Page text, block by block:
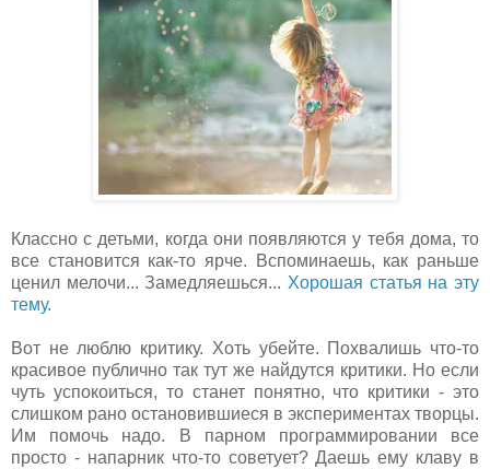
Классно с детьми, когда они появляются у тебя дома, то
все становится как-то ярче. Вспоминаешь, как раньше
ценил мелочи... Замедляешься... Хорошая статья на эту
тему.
Вот не люблю критику. Хоть убейте. Похвалишь что-то
красивое публично так тут же найдутся критики. Но если
чуть успокоиться, то станет понятно, что критики - это
слишком рано остановившиеся в экспериментах творцы.
Им помочь надо. В парном программировании все
просто - напарник что-то советует? Даешь ему клаву в